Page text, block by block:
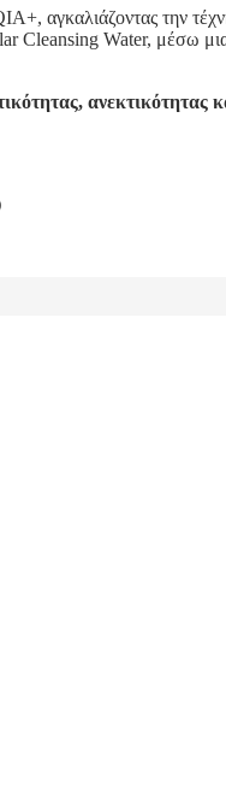
αγκαλιάζοντας την
Cleansing Water, μέσω
ανεκτικότητας